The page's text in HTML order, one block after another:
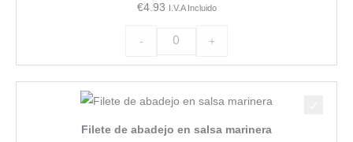
€4.93 I.V.A Incluido
-
vizcaína
+
Filete de abadejo en salsa marinera
abadejo